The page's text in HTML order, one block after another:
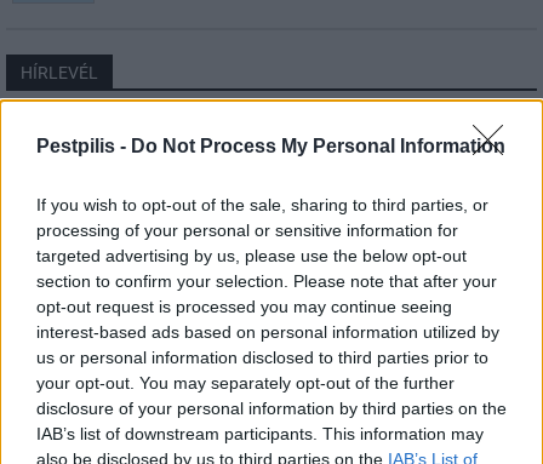
Pestpilis - Do Not Process My Personal Information
If you wish to opt-out of the sale, sharing to third parties, or
processing of your personal or sensitive information for
targeted advertising by us, please use the below opt-out
section to confirm your selection. Please note that after your
opt-out request is processed you may continue seeing
interest-based ads based on personal information utilized by
us or personal information disclosed to third parties prior to
your opt-out. You may separately opt-out of the further
disclosure of your personal information by third parties on the
IAB’s list of downstream participants. This information may
also be disclosed by us to third parties on the IAB’s List of
HÍRLEVÉL
Név
E-mail cím
Feliratkozom a hírlevélre és elfogadom azadatvédelmi
szabályzatot!
FELIRATKOZÁS